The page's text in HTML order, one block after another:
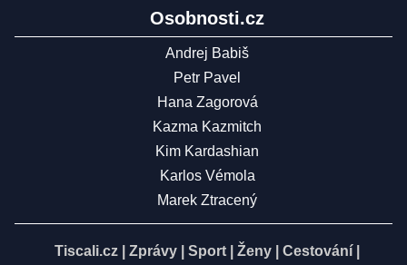
Osobnosti.cz
Andrej Babiš
Petr Pavel
Hana Zagorová
Kazma Kazmitch
Kim Kardashian
Karlos Vémola
Marek Ztracený
Tiscali.cz Zprávy Sport Ženy Cestování